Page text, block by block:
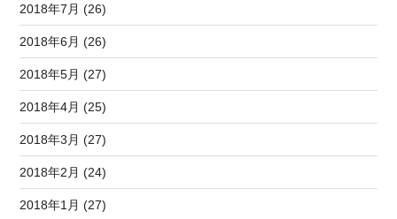
2018年7月 (26)
2018年6月 (26)
2018年5月 (27)
2018年4月 (25)
2018年3月 (27)
2018年2月 (24)
2018年1月 (27)